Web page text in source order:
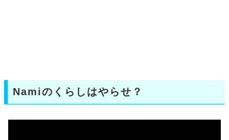
Namiのくらしはやらせ？